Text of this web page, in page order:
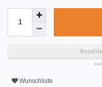
Wunschliste